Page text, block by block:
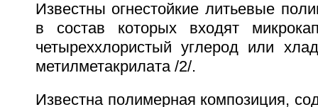
Известны огнестойкие литьевые
в состав которых входят
четыреххлористый углерод или
метилметакрилата /2/.
Известна полимерная композиция,